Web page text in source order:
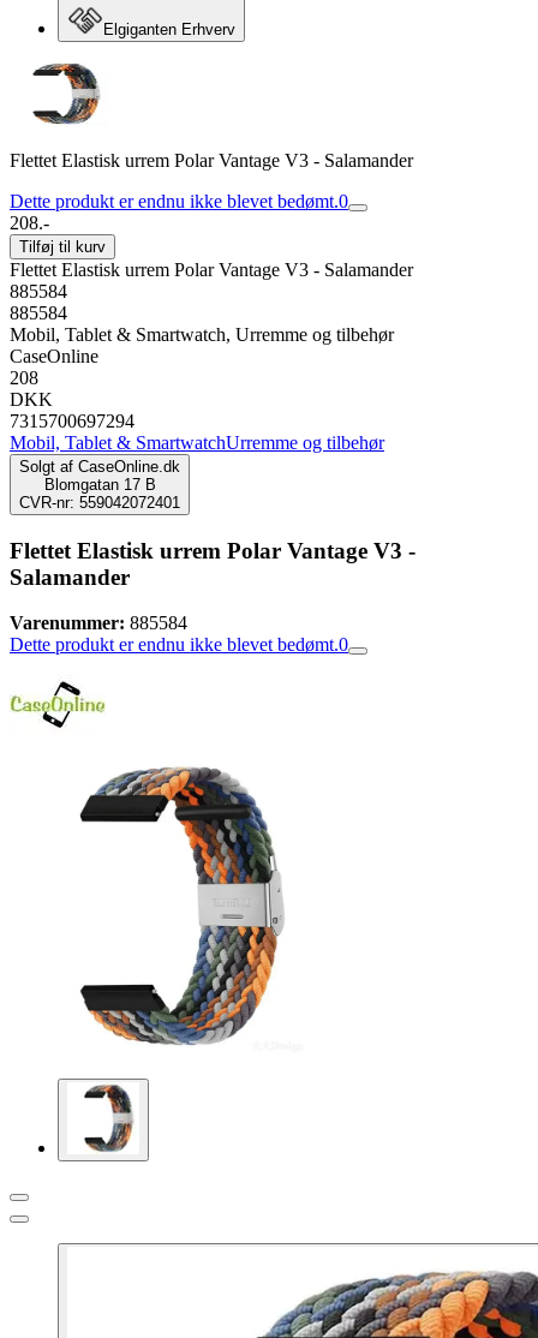
Elgiganten Erhverv
Flettet Elastisk urrem Polar Vantage V3 - Salamander
Dette produkt er endnu ikke blevet bedømt.0
208.-
Tilføj til kurv
Flettet Elastisk urrem Polar Vantage V3 - Salamander
885584
885584
Mobil, Tablet & Smartwatch, Urremme og tilbehør
CaseOnline
208
DKK
7315700697294
Mobil, Tablet & SmartwatchUrremme og tilbehør
Solgt af CaseOnline.dk
Blomgatan 17 B
CVR-nr: 559042072401
Flettet Elastisk urrem Polar Vantage V3 -
Salamander
Varenummer: 885584
Dette produkt er endnu ikke blevet bedømt.0